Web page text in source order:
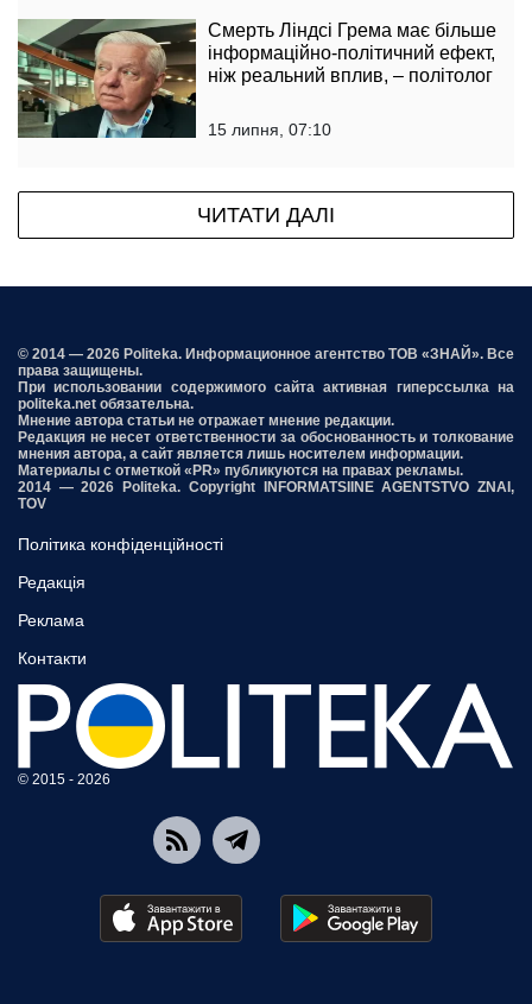
Смерть Ліндсі Грема має більше
інформаційно-політичний ефект,
ніж реальний вплив, – політолог
15 липня, 07:10
ЧИТАТИ ДАЛІ
© 2014 — 2026 Politeka. Информационное агентство ТОВ «ЗНАЙ». Все
права защищены.
При использовании содержимого сайта активная гиперссылка на
politeka.net обязательна.
Мнение автора статьи не отражает мнение редакции.
Редакция не несет ответственности за обоснованность и толкование
мнения автора, а сайт является лишь носителем информации.
Материалы с отметкой «PR» публикуются на правах рекламы.
2014 — 2026 Politeka. Copyright INFORMATSIINE AGENTSTVO ZNAI,
TOV
Політика конфіденційності
Редакція
Реклама
Контакти
© 2015 - 2026